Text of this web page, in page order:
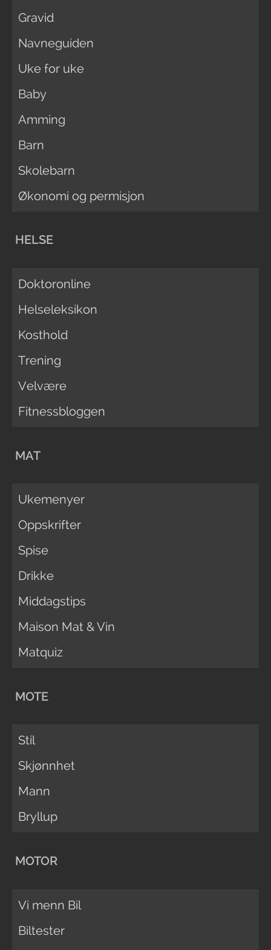
Gravid
Navneguiden
Uke for uke
Baby
Amming
Barn
Skolebarn
Økonomi og permisjon
HELSE
Doktoronline
Helseleksikon
Kosthold
Trening
Velvære
Fitnessbloggen
MAT
Ukemenyer
Oppskrifter
Spise
Drikke
Middagstips
Maison Mat & Vin
Matquiz
MOTE
Stil
Skjønnhet
Mann
Bryllup
MOTOR
Vi menn Bil
Biltester